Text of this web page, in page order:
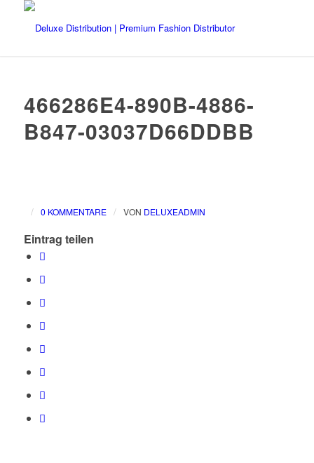
466286E4-890B-4886-
B847-03037D66DDBB
/ 0 KOMMENTARE / VON DELUXEADMIN
Eintrag teilen